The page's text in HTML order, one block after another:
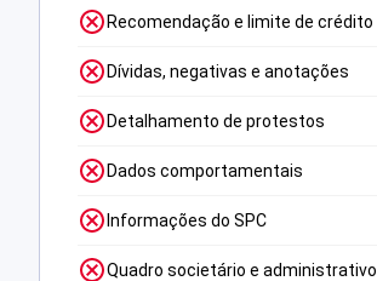
Recomendação e limite de crédito
Dívidas, negativas e anotações
Detalhamento de protestos
Dados comportamentais
Informações do SPC
Quadro societário e administrativo